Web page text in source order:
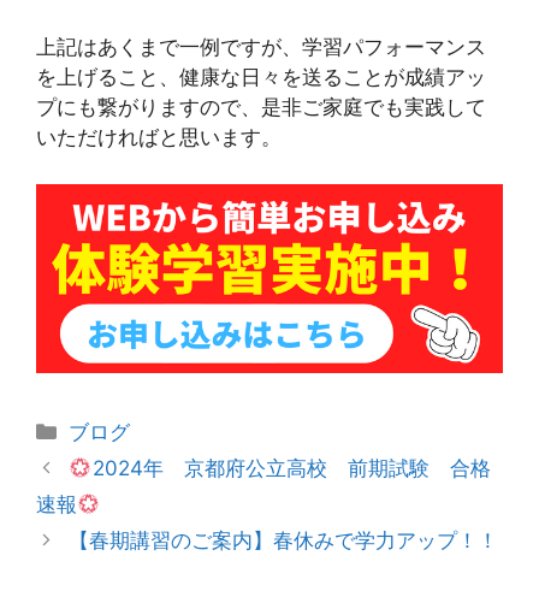
上記はあくまで一例ですが、学習パフォーマンス
を上げること、健康な日々を送ることが成績アッ
プにも繋がりますので、是非ご家庭でも実践して
いただければと思います。
カ
テ
ゴ
リ
ー
ブログ
投
稿
2024年 京都府公立高校 前期試験 合格
速報
【春期講習のご案内】春休みで学力アップ！！